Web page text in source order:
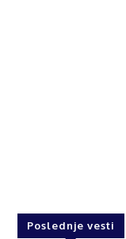
Poslednje vesti